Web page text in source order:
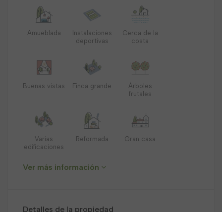
Amueblada
Instalaciones
deportivas
Cerca de la
costa
Buenas vistas Finca grande
Árboles
frutales
Varias
edificaciones
Reformada Gran casa
Ver más información
Detalles de la propiedad